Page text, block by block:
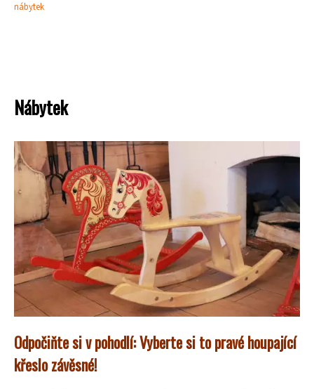
nábytek
Nábytek
Odpočiňte si v pohodlí: Vyberte si to pravé houpající
křeslo závěsné!